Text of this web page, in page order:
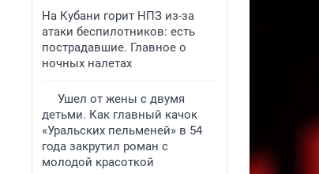
На Кубани горит НПЗ из-за
атаки беспилотников: есть
пострадавшие. Главное о
ночных налетах
Ушел от жены с двумя
детьми. Как главный качок
«Уральских пельменей» в 54
года закрутил роман с
молодой красоткой